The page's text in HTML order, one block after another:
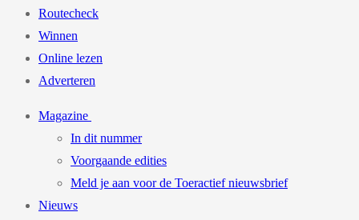
Routecheck
Winnen
Online lezen
Adverteren
Magazine
In dit nummer
Voorgaande edities
Meld je aan voor de Toeractief nieuwsbrief
Nieuws